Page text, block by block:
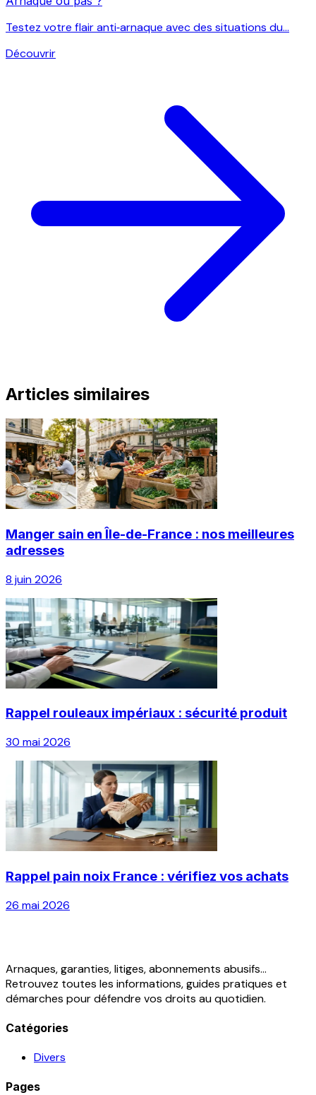
Testez votre flair anti‑arnaque avec des situations du...
Découvrir
Articles similaires
Manger sain en Île-de-France : nos meilleures
adresses
8 juin 2026
Rappel rouleaux impériaux : sécurité produit
30 mai 2026
Rappel pain noix France : vérifiez vos achats
26 mai 2026
Arnaques, garanties, litiges, abonnements abusifs...
Retrouvez toutes les informations, guides pratiques et
démarches pour défendre vos droits au quotidien.
Catégories
Divers
Pages